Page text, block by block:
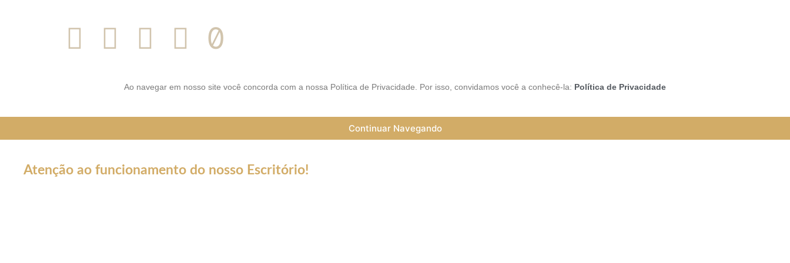
Ao navegar em nosso site você concorda com a nossa Política de Privacidade. Por isso, convidamos você a conhecê-la: Política de Privacidade
Continuar Navegando
Atenção ao funcionamento do nosso Escritório!